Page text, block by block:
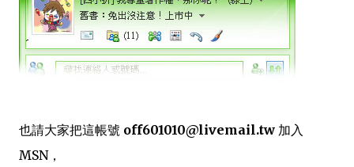
也請大家把這帳號 off601010@livemail.tw 加入
MSN，